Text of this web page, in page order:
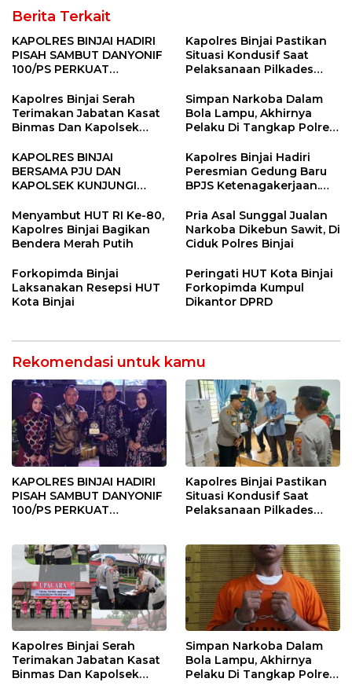
Berita Terkait
KAPOLRES BINJAI HADIRI
PISAH SAMBUT DANYONIF
100/PS PERKUAT
Kapolres Binjai Pastikan
Situasi Kondusif Saat
Pelaksanaan Pilkades
Kapolres Binjai Serah
Terimakan Jabatan Kasat
Binmas Dan Kapolsek
Simpan Narkoba Dalam
Bola Lampu, Akhirnya
Pelaku Di Tangkap Polres
KAPOLRES BINJAI
BERSAMA PJU DAN
KAPOLSEK KUNJUNGI
BINJAI
Kapolres Binjai Hadiri
Peresmian Gedung Baru
BPJS Ketenagakerjaan.
Menyeluruh bagi Pekerja”
Menyambut HUT RI Ke-80,
Kapolres Binjai Bagikan
Bendera Merah Putih
Pria Asal Sunggal Jualan
Narkoba Dikebun Sawit, Di
Ciduk Polres Binjai
Forkopimda Binjai
Laksanakan Resepsi HUT
Kota Binjai
Peringati HUT Kota Binjai
Forkopimda Kumpul
Dikantor DPRD
Rekomendasi untuk kamu
KAPOLRES BINJAI HADIRI
PISAH SAMBUT DANYONIF
100/PS PERKUAT
Kapolres Binjai Pastikan
Situasi Kondusif Saat
Pelaksanaan Pilkades
Kapolres Binjai Serah
Terimakan Jabatan Kasat
Binmas Dan Kapolsek
Simpan Narkoba Dalam
Bola Lampu, Akhirnya
Pelaku Di Tangkap Polres